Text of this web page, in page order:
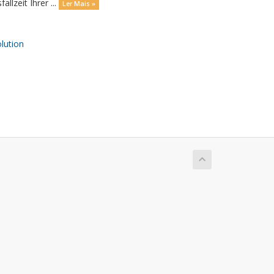
Ihrer ... Ler Mais »